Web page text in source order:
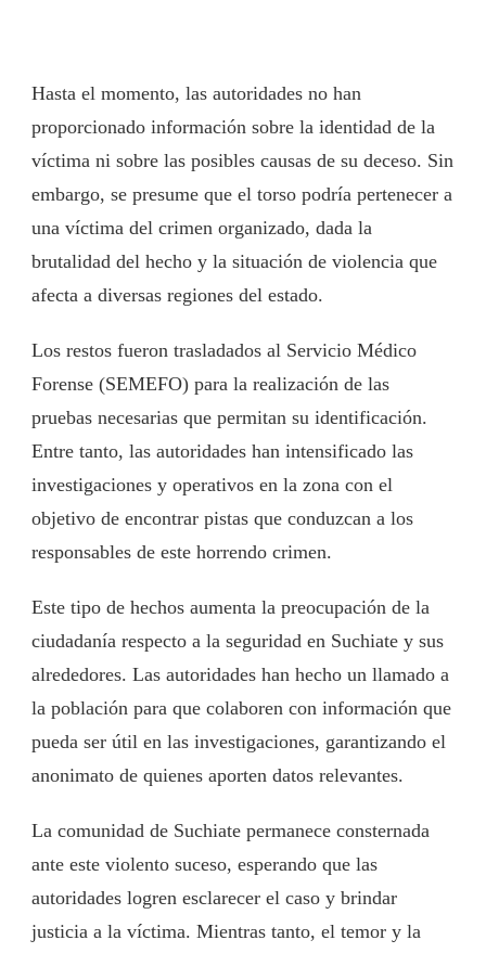
Hasta el momento, las autoridades no han
proporcionado información sobre la identidad de la
víctima ni sobre las posibles causas de su deceso. Sin
embargo, se presume que el torso podría pertenecer a
una víctima del crimen organizado, dada la
brutalidad del hecho y la situación de violencia que
afecta a diversas regiones del estado.
Los restos fueron trasladados al Servicio Médico
Forense (SEMEFO) para la realización de las
pruebas necesarias que permitan su identificación.
Entre tanto, las autoridades han intensificado las
investigaciones y operativos en la zona con el
objetivo de encontrar pistas que conduzcan a los
responsables de este horrendo crimen.
Este tipo de hechos aumenta la preocupación de la
ciudadanía respecto a la seguridad en Suchiate y sus
alrededores. Las autoridades han hecho un llamado a
la población para que colaboren con información que
pueda ser útil en las investigaciones, garantizando el
anonimato de quienes aporten datos relevantes.
La comunidad de Suchiate permanece consternada
ante este violento suceso, esperando que las
autoridades logren esclarecer el caso y brindar
justicia a la víctima. Mientras tanto, el temor y la